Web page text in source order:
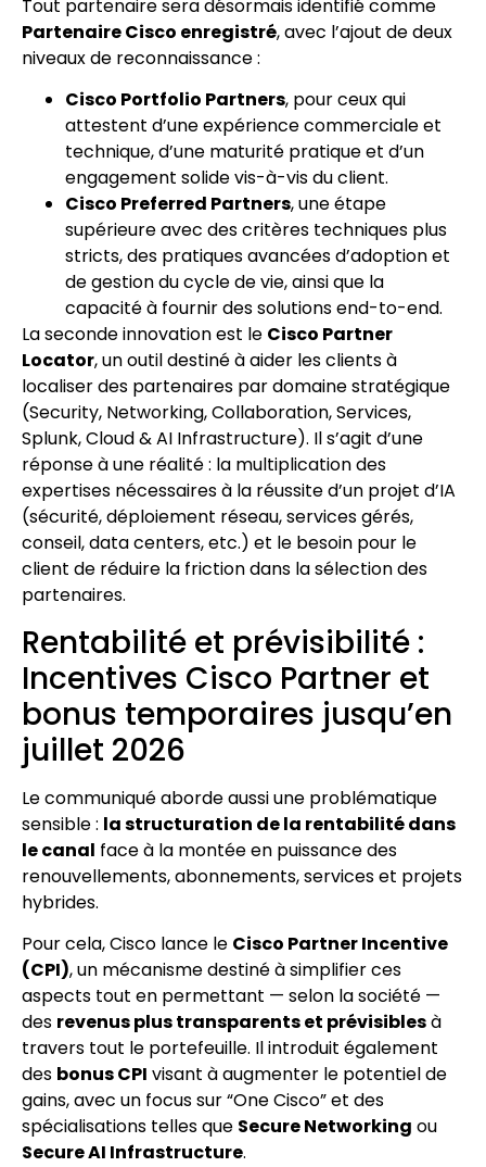
Tout partenaire sera désormais identifié comme
Partenaire Cisco enregistré, avec l’ajout de deux
niveaux de reconnaissance :
Cisco Portfolio Partners, pour ceux qui
attestent d’une expérience commerciale et
technique, d’une maturité pratique et d’un
engagement solide vis-à-vis du client.
Cisco Preferred Partners, une étape
supérieure avec des critères techniques plus
stricts, des pratiques avancées d’adoption et
de gestion du cycle de vie, ainsi que la
capacité à fournir des solutions end-to-end.
La seconde innovation est le Cisco Partner
Locator, un outil destiné à aider les clients à
localiser des partenaires par domaine stratégique
(Security, Networking, Collaboration, Services,
Splunk, Cloud & AI Infrastructure). Il s’agit d’une
réponse à une réalité : la multiplication des
expertises nécessaires à la réussite d’un projet d’IA
(sécurité, déploiement réseau, services gérés,
conseil, data centers, etc.) et le besoin pour le
client de réduire la friction dans la sélection des
partenaires.
Rentabilité et prévisibilité :
Incentives Cisco Partner et
bonus temporaires jusqu’en
juillet 2026
Le communiqué aborde aussi une problématique
sensible : la structuration de la rentabilité dans
le canal face à la montée en puissance des
renouvellements, abonnements, services et projets
hybrides.
Pour cela, Cisco lance le Cisco Partner Incentive
(CPI), un mécanisme destiné à simplifier ces
aspects tout en permettant — selon la société —
des revenus plus transparents et prévisiblesà
travers tout le portefeuille. Il introduit également
des bonus CPI visant à augmenter le potentiel de
gains, avec un focus sur “One Cisco” et des
spécialisations telles que Secure Networking ou
Secure AI Infrastructure.